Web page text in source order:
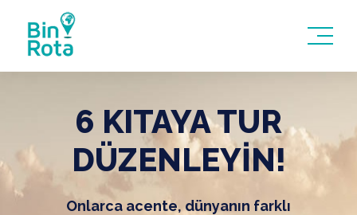
6 KITAYA TUR
DÜZENLEYİN!
Onlarca acente, dünyanın farklı